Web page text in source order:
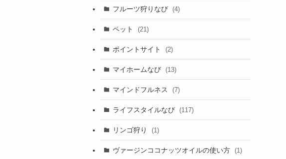
フルーツ狩りなび (4)
ペット (21)
ポイントサイト (2)
マイホームなび (13)
マインドフルネス (7)
ライフスタイルなび (117)
リンゴ狩り (1)
ヴァージンココナッツオイルの使い方 (1)